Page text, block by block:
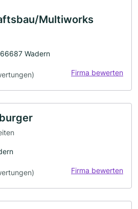
Multiworks
Wadern
Firma bewerten
Firma bewerten